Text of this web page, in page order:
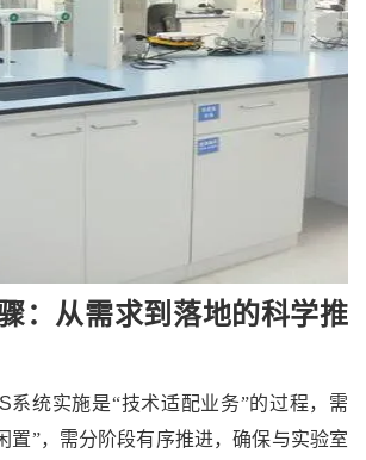
：从需求到落地的科学推
系统实施是“技术适配业务”的过程，需
置”，需分阶段有序推进，确保与实验室